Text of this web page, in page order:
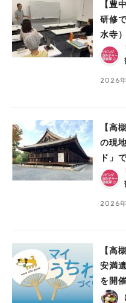
【豊
研修
水寺
2026
【高
の現
ド」
2026
【高
安満
を開
#教えたい／教えて投稿記事 #大
#あなたはどっち？